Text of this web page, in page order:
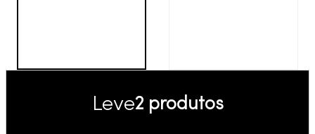
Leve2 produtos